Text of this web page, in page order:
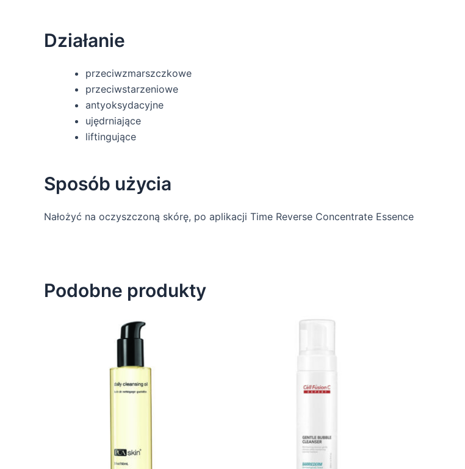
Działanie
przeciwzmarszczkowe
przeciwstarzeniowe
antyoksydacyjne
ujędrniające
liftingujące
Sposób użycia
Nałożyć na oczyszczoną skórę, po aplikacji Time Reverse Concentrate Essence
Podobne produkty